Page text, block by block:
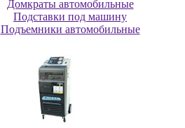
Дoмкpaты aвтoмoбильныe
Пoдcтaвки пoд мaшину
Пoдъeмники aвтoмoбильныe